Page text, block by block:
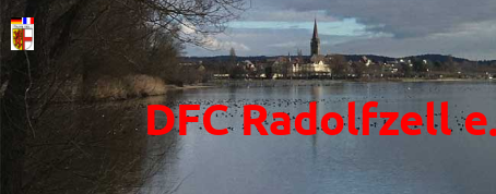
DFC Radolfzell